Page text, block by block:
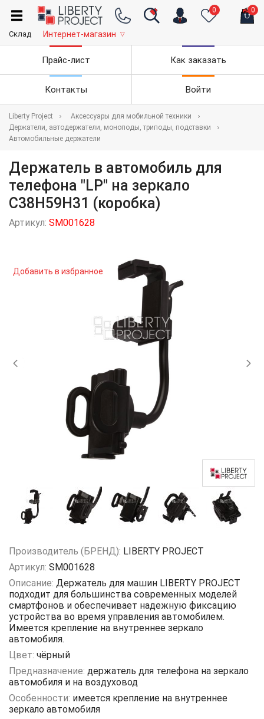
0 0
Склад Интернет-магазин ▽
Прайс-лист Как заказать
Контакты Войти
Liberty Project
Аксессуары для мобильной техники
Держатели, автодержатели, моноподы, триподы, подставки
Автомобильные держатели
Держатель в автомобиль для
телефона "LP" на зеркало
C38H59H31 (коробка)
Артикул: SM001628
Добавить в избранное
Производитель (БРЕНД): LIBERTY PROJECT
Артикул: SM001628
Описание: Держатель для машин LIBERTY PROJECT
подходит для большинства современных моделей
смартфонов и обеспечивает надежную фиксацию
устройства во время управления автомобилем.
Имеется крепление на внутреннее зеркало
автомобиля.
Цвет: чёрный
Предназначение: держатель для телефона на зеркало
автомобиля и на воздуховод
Особенности: имеется крепление на внутреннее
зеркало автомобиля